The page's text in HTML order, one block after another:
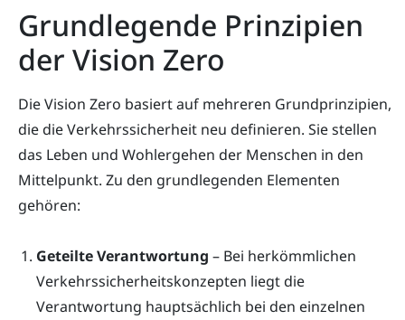
Grundlegende Prinzipien
der Vision Zero
Die Vision Zero basiert auf mehreren Grundprinzipien,
die die Verkehrssicherheit neu definieren. Sie stellen
das Leben und Wohlergehen der Menschen in den
Mittelpunkt. Zu den grundlegenden Elementen
gehören:
Geteilte Verantwortung – Bei herkömmlichen
Verkehrssicherheitskonzepten liegt die
Verantwortung hauptsächlich bei den einzelnen